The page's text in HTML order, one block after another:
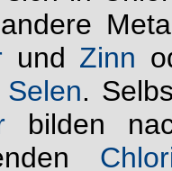
und Zinn
Selen.
bilden